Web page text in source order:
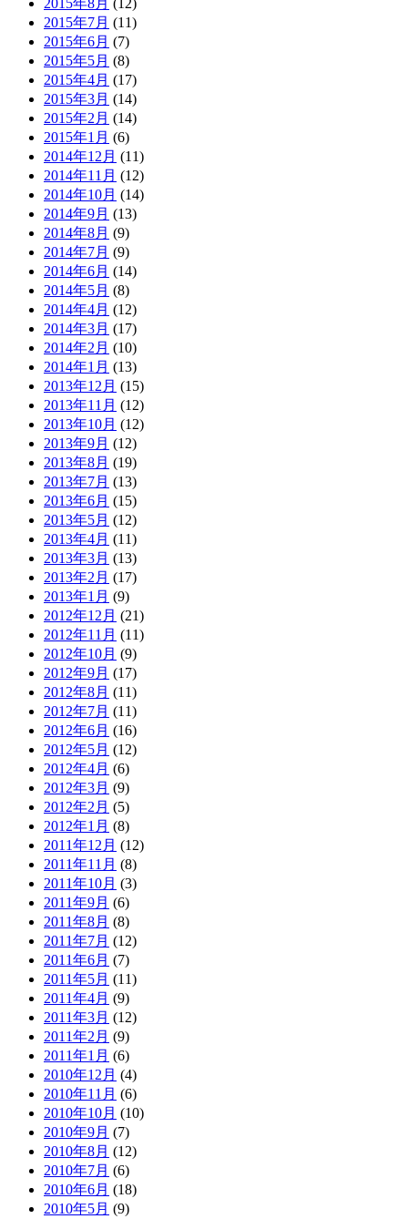
2015年8月 (12)
2015年7月 (11)
2015年6月 (7)
2015年5月 (8)
2015年4月 (17)
2015年3月 (14)
2015年2月 (14)
2015年1月 (6)
2014年12月 (11)
2014年11月 (12)
2014年10月 (14)
2014年9月 (13)
2014年8月 (9)
2014年7月 (9)
2014年6月 (14)
2014年5月 (8)
2014年4月 (12)
2014年3月 (17)
2014年2月 (10)
2014年1月 (13)
2013年12月 (15)
2013年11月 (12)
2013年10月 (12)
2013年9月 (12)
2013年8月 (19)
2013年7月 (13)
2013年6月 (15)
2013年5月 (12)
2013年4月 (11)
2013年3月 (13)
2013年2月 (17)
2013年1月 (9)
2012年12月 (21)
2012年11月 (11)
2012年10月 (9)
2012年9月 (17)
2012年8月 (11)
2012年7月 (11)
2012年6月 (16)
2012年5月 (12)
2012年4月 (6)
2012年3月 (9)
2012年2月 (5)
2012年1月 (8)
2011年12月 (12)
2011年11月 (8)
2011年10月 (3)
2011年9月 (6)
2011年8月 (8)
2011年7月 (12)
2011年6月 (7)
2011年5月 (11)
2011年4月 (9)
2011年3月 (12)
2011年2月 (9)
2011年1月 (6)
2010年12月 (4)
2010年11月 (6)
2010年10月 (10)
2010年9月 (7)
2010年8月 (12)
2010年7月 (6)
2010年6月 (18)
2010年5月 (9)